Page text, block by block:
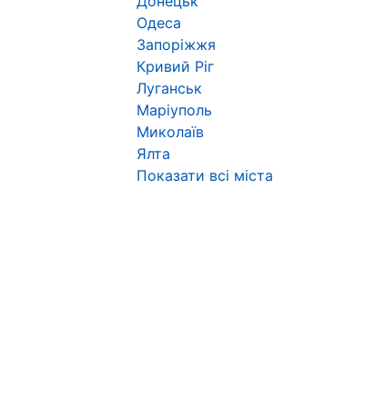
Одеса
Запоріжжя
Кривий Ріг
Луганськ
Маріуполь
Миколаїв
Ялта
Показати всі міста